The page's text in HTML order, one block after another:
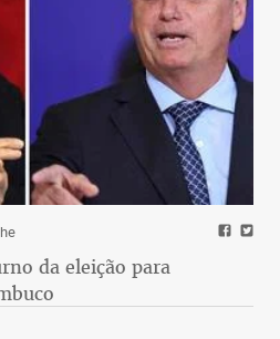
da eleição para